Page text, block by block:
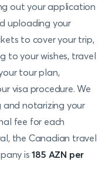
out your application
uploading your
to cover your trip,
to your wishes, travel
tour plan,
visa procedure. We
and notarizing your
fee for each
the Canadian travel
is185 AZN per